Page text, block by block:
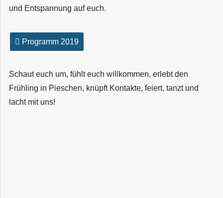
und Entspannung auf euch.
Programm 2019
Schaut euch um, fühlt euch willkommen, erlebt den
Frühling in Pieschen, knüpft Kontakte, feiert, tanzt und
lacht mit uns!